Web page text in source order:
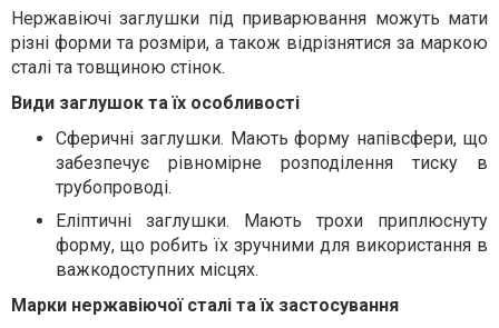
Нержавіючі заглушки під приварювання можуть мати
різні форми та розміри, а також відрізнятися за маркою
сталі та товщиною стінок.
Види заглушок та їх особливості
Сферичні заглушки. Мають форму напівсфери, що
забезпечує рівномірне розподілення тиску в
трубопроводі.
Еліптичні заглушки. Мають трохи приплюснуту
форму, що робить їх зручними для використання в
важкодоступних місцях.
Марки нержавіючої сталі та їх застосування